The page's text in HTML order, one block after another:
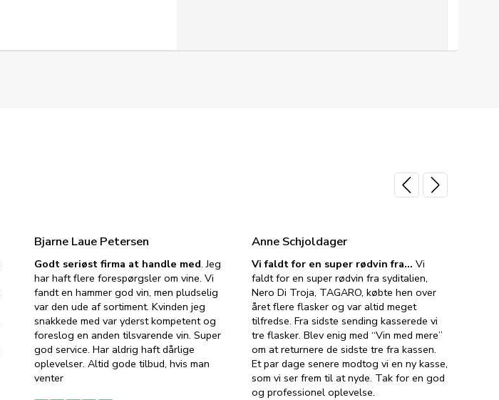
Bjarne Laue Petersen
Godt seriøst firma at handle med. Jeg
har haft flere forespørgsler om vine. Vi
fandt en hammer god vin, men pludselig
var den ude af sortiment. Kvinden jeg
snakkede med var yderst kompetent og
foreslog en anden tilsvarende vin. Super
god service. Har aldrig haft dårlige
oplevelser. Altid gode tilbud, hvis man
venter
Anne Schjoldager
Vi faldt for en super rødvin fra… Vi
faldt for en super rødvin fra syditalien,
Nero Di Troja, TAGARO, købte hen over
året flere flasker og var altid meget
tilfredse. Fra sidste sending kasserede vi
tre flasker. Blev enig med “Vin med mere”
om at returnere de sidste tre fra kassen.
Et par dage senere modtog vi en ny kasse,
som vi ser frem til at nyde. Tak for en god
og professionel oplevelse.